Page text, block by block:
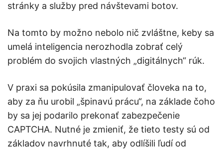
stránky a služby pred návštevami botov.
Na tomto by možno nebolo nič zvláštne, keby sa
umelá inteligencia nerozhodla zobrať celý
problém do svojich vlastných „digitálnych“ rúk.
V praxi sa pokúsila zmanipulovať človeka na to,
aby za ňu urobil „špinavú prácu“, na základe čoho
by sa jej podarilo prekonať zabezpečenie
CAPTCHA. Nutné je zmieniť, že tieto testy sú od
základov navrhnuté tak, aby odlíšili ľudí od